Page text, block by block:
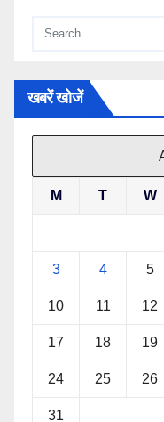
खबरें खोजें
M T W
3 4 5
10 11 12
17 18 19
24 25 26
31